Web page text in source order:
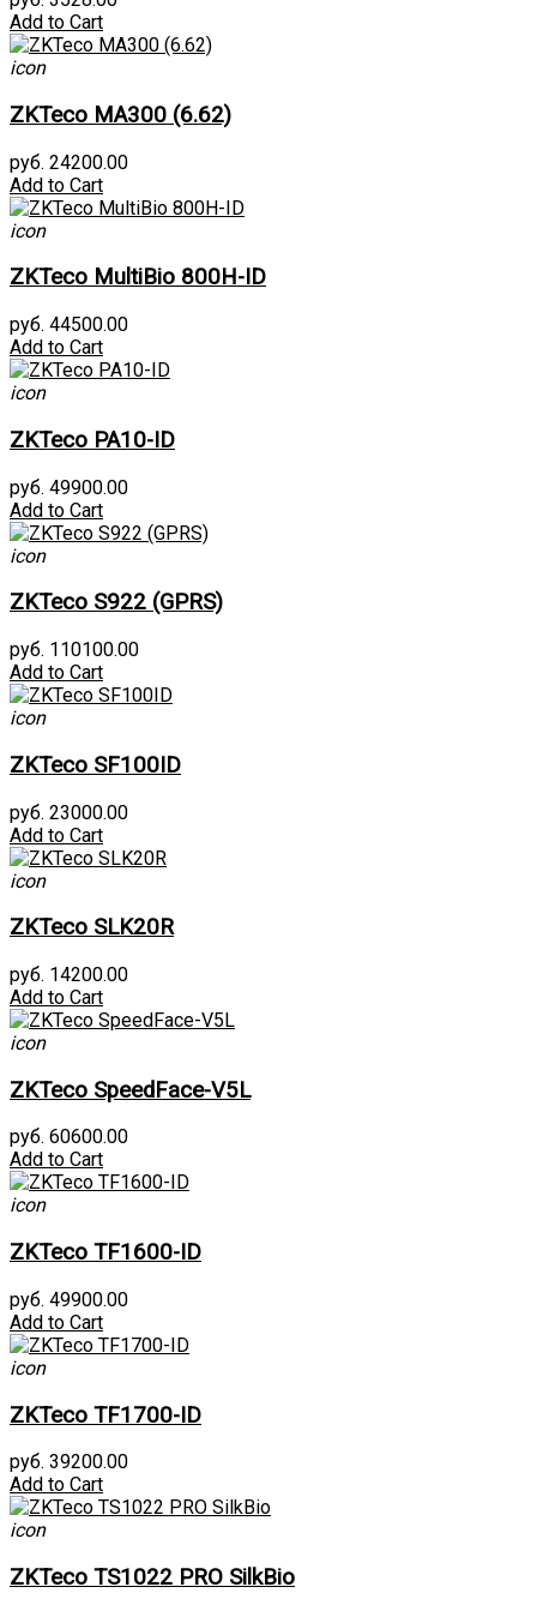
Add to Cart
icon
ZKTeco MA300 (6.62)
руб. 24200.00
Add to Cart
icon
ZKTeco MultiBio 800H-ID
руб. 44500.00
Add to Cart
icon
ZKTeco PA10-ID
руб. 49900.00
Add to Cart
icon
ZKTeco S922 (GPRS)
руб. 110100.00
Add to Cart
icon
ZKTeco SF100ID
руб. 23000.00
Add to Cart
icon
ZKTeco SLK20R
руб. 14200.00
Add to Cart
icon
ZKTeco SpeedFace-V5L
руб. 60600.00
Add to Cart
icon
ZKTeco TF1600-ID
руб. 49900.00
Add to Cart
icon
ZKTeco TF1700-ID
руб. 39200.00
Add to Cart
icon
ZKTeco TS1022 PRO SilkBio